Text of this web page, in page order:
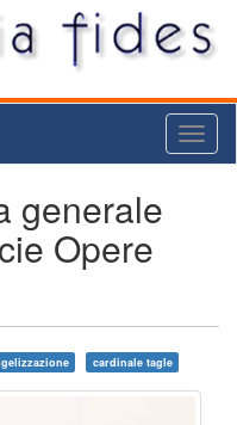
generale
Opere
cardinale tagle